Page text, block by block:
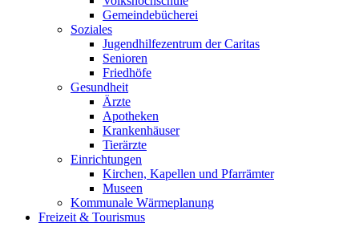
Gemeindebücherei
Soziales
Jugendhilfezentrum der Caritas
Senioren
Friedhöfe
Gesundheit
Ärzte
Apotheken
Krankenhäuser
Tierärzte
Einrichtungen
Kirchen, Kapellen und Pfarrämter
Museen
Kommunale Wärmeplanung
Freizeit & Tourismus